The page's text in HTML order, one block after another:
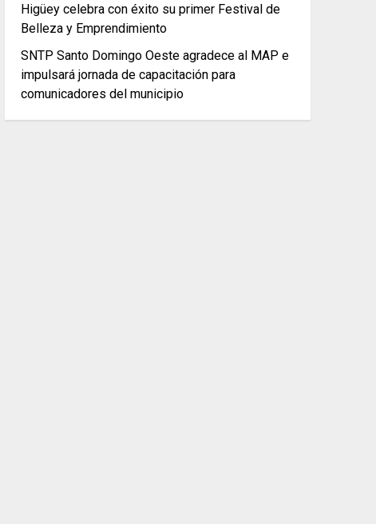
Higüey celebra con éxito su primer Festival de
Belleza y Emprendimiento
SNTP Santo Domingo Oeste agradece al MAP e
impulsará jornada de capacitación para
comunicadores del municipio